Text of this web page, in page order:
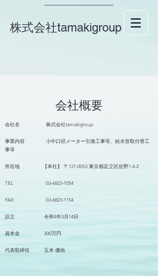
株式会社tamakigroup
会社概要
会社名 株式会社tamakigroup
事業内容 小中口径メーター引換工事等、給水管取付替工
事等
所在地 【本社】 〒121-0053 東京都足立区佐野1-4-2
TEL 03-6823-1054
FAX 03-6823-1154
設立 令和4年3月14日
資本金 300万円
代表取締役 玉木 優佑